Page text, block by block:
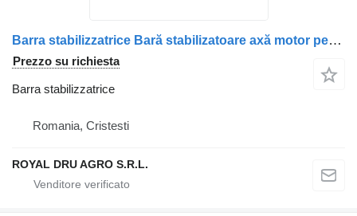
Barra stabilizzatrice Bară stabilizatoare axă motor per camion Volvo 1629164 22351041
Prezzo su richiesta
Barra stabilizzatrice
Romania, Cristesti
ROYAL DRU AGRO S.R.L.